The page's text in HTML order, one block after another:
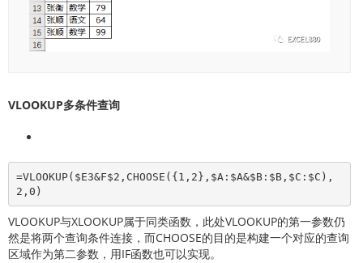
VLOOKUP多条件查询
=VLOOKUP($E3&F$2,CHOOSE({1,2},$A:$A&$B:$B,$C:$C),
2,0)
VLOOKUP与XLOOKUP属于同类函数，此处VLOOKUP的第一参数仍
然是将两个查询条件连接，而CHOOSE的目的是构建一个对应的查询
区域作为第二参数，用IF函数也可以实现。